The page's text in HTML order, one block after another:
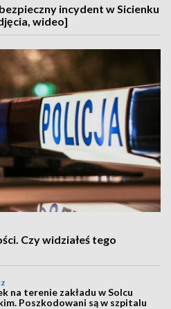
incydent w Sicienku
wideo]
Czy widziałeś tego
na terenie zakładu w Solcu
Poszkodowani są w szpitalu